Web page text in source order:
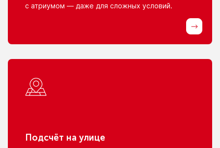
с атриумом — даже для сложных условий.
Подсчёт на улице